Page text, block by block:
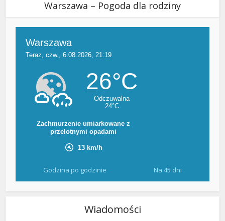
Warszawa – Pogoda dla rodziny
Godzina po godzinie Na 45 dni
Wiadomości